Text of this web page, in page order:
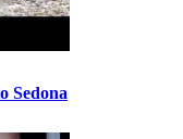
Sedona